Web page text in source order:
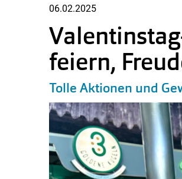
06.02.2025
feiern,
Tolle Aktionen und